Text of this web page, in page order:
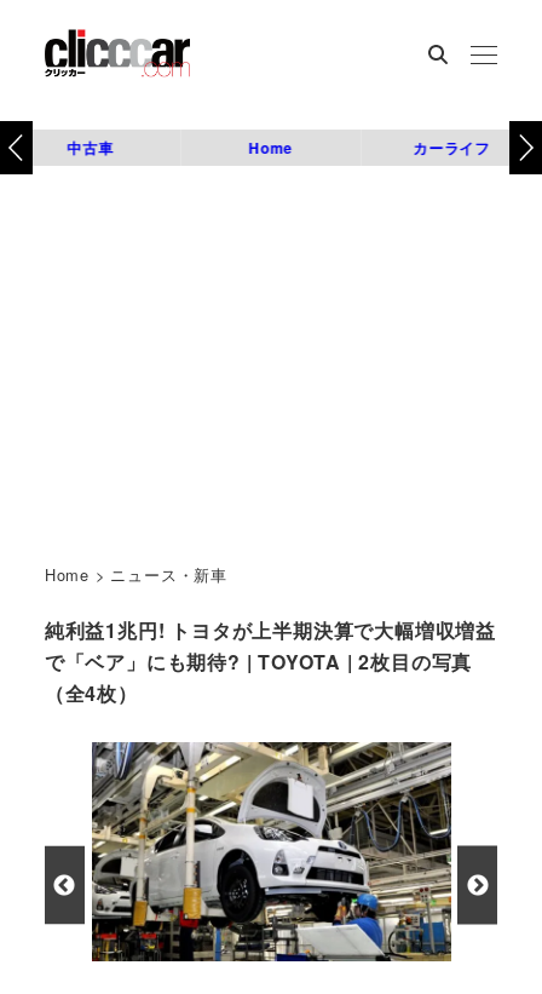
中古車 Home カーライフ
Home > ニュース・新車
純利益1兆円! トヨタが上半期決算で大幅増収増益
で「ベア」にも期待? | TOYOTA | 2枚目の写真
（全4枚）